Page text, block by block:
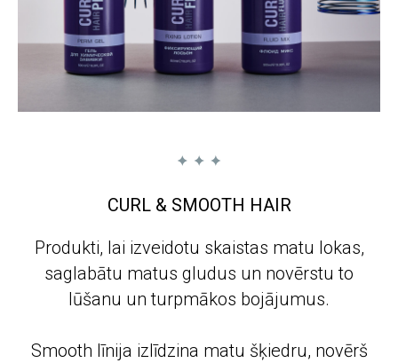
CURL & SMOOTH HAIR
Produkti, lai izveidotu skaistas matu lokas,
saglabātu matus gludus un novērstu to
lūšanu un turpmākos bojājumus.
Smooth līnija izlīdzina matu šķiedru, novērš